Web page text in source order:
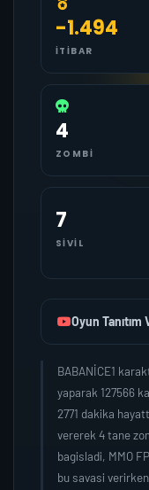
-1.494
İTIBAR
4
ZOMBI
7
SIVIL
Oyun Tanıtım
BABANİCE1
yaparak 127566
2771 dakika
vererek 4 tane
bagisladi, MMO
bu savasi